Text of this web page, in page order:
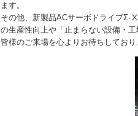
ます。
その他、新製品ACサーボドライブΣ-
の生産性向上や「止まらない設備・工
皆様のご来場を心よりお待ちしており